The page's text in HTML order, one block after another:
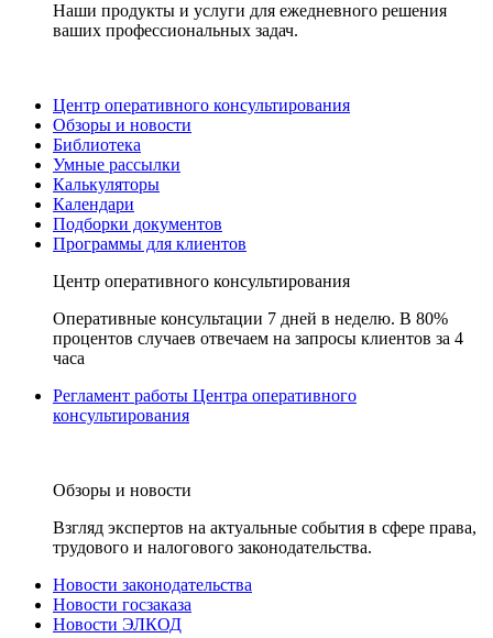
Наши продукты и услуги для ежедневного решения
ваших профессиональных задач.
Центр оперативного консультирования
Обзоры и новости
Библиотека
Умные рассылки
Калькуляторы
Календари
Подборки документов
Программы для клиентов
Центр оперативного консультирования
Оперативные консультации 7 дней в неделю. В 80%
процентов случаев отвечаем на запросы клиентов за 4
часа
Регламент работы Центра оперативного
консультирования
Обзоры и новости
Взгляд экспертов на актуальные события в сфере права,
трудового и налогового законодательства.
Новости законодательства
Новости госзаказа
Новости ЭЛКОД